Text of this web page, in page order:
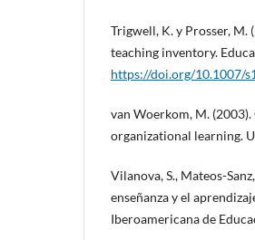
Trigwell, K. y Prosser, M.
teaching inventory.
https://doi.org/10.1007/
van Woerkom, M.
organizational learning.
Vilanova, S., Mateos-
enseñanza y el
Iberoamericana de